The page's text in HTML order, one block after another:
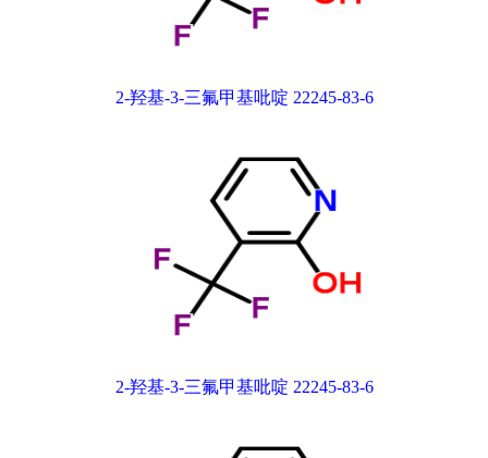
2-羟基-3-三氟甲基吡啶 22245-83-6
2-羟基-3-三氟甲基吡啶 22245-83-6